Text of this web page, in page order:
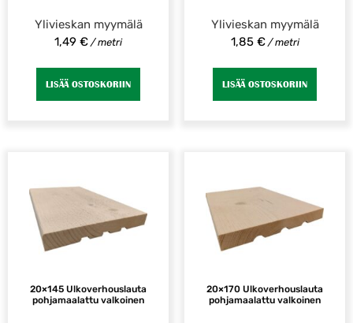
Ylivieskan myymälä
1,49 € / metri
LISÄÄ OSTOSKORIIN
Ylivieskan myymälä
1,85 €/ metri
LISÄÄ OSTOSKORIIN
20×145 Ulkoverhouslauta
pohjamaalattu valkoinen
20×170 Ulkoverhouslauta
pohjamaalattu valkoinen